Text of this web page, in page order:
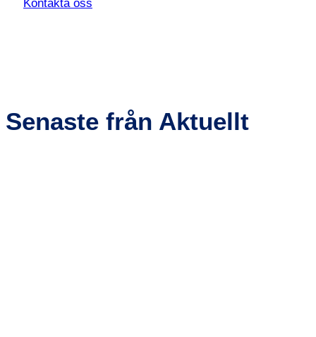
Kontakta oss
Senaste från Aktuellt